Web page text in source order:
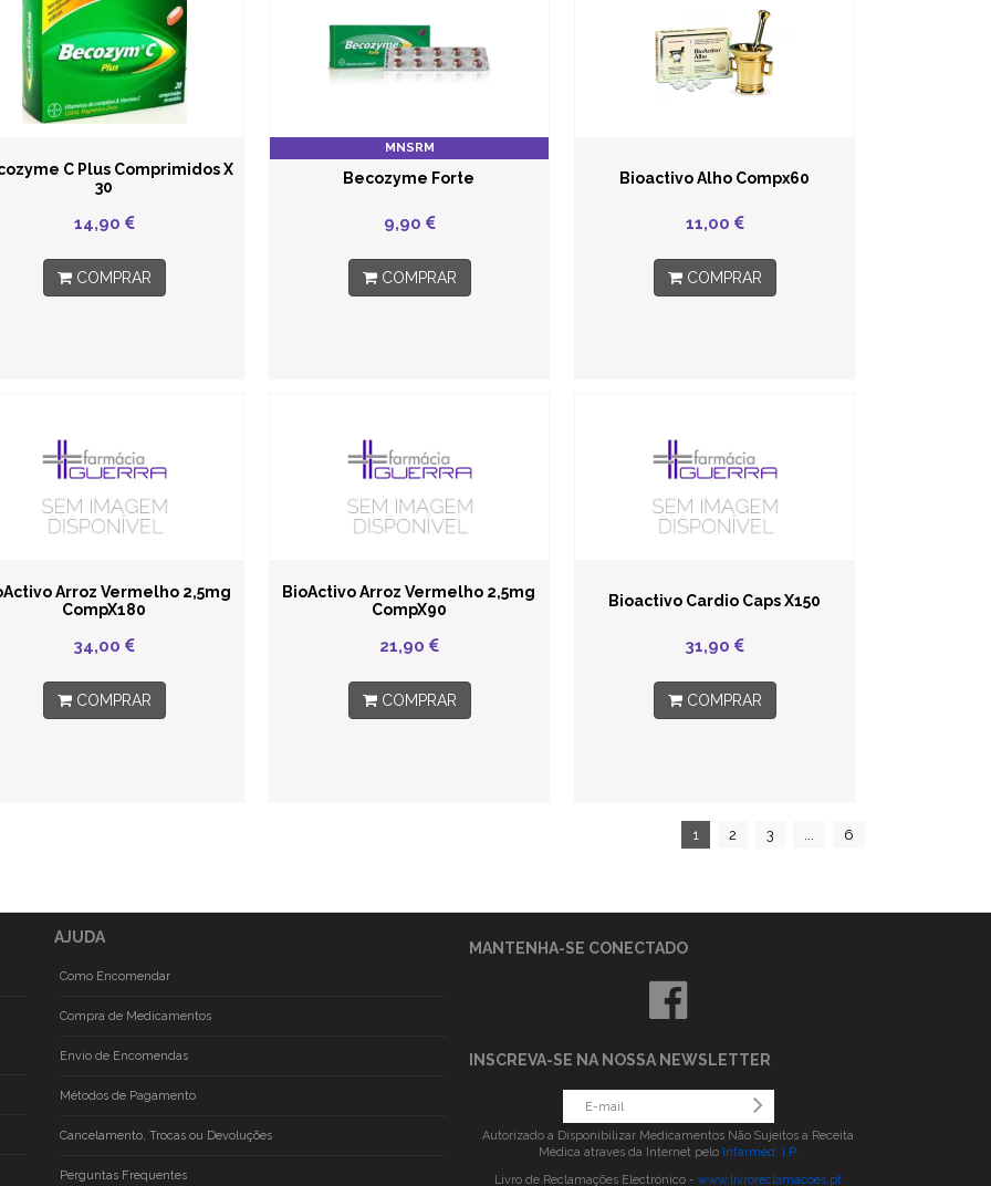
C Plus Comprimidos X
30
14,90
COMPRAR
MNSRM
Becozyme Forte
9,90
COMPRAR
Bioactivo Alho Compx60
11,00
COMPRAR
Arroz Vermelho 2,5mg
CompX180
34,00
COMPRAR
BioActivo Arroz Vermelho 2,5mg
CompX90
21,90
COMPRAR
Bioactivo Cardio Caps X150
31,90
COMPRAR
1 2 3 ... 6
AJUDA
Como Encomendar
Compra de Medicamentos
Envio de Encomendas
Métodos de Pagamento
Cancelamento, Trocas ou Devoluções
Perguntas Frequentes
MANTENHA-SE CONECTADO
INSCREVA-SE NA NOSSA NEWSLETTER
Autorizado a Disponibilizar Medicamentos Não Sujeitos a Receita
Médica atraves da Internet pelo Infarmed, I.P.
Livro de Reclamações Electrónico - www.livroreclamacoes.pt